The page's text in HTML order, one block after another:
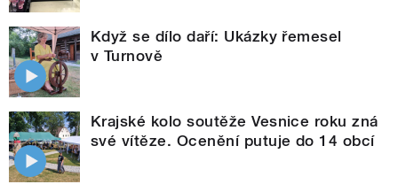
Když se dílo daří: Ukázky řemesel
v Turnově
Krajské kolo soutěže Vesnice roku zná
své vítěze. Ocenění putuje do 14 obcí